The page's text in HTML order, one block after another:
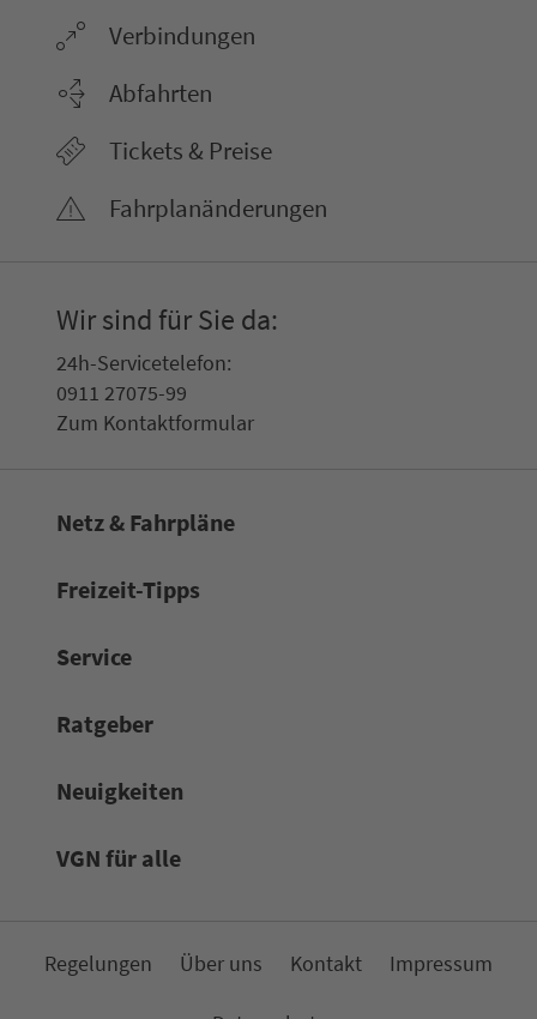
Ver­bin­dungen
Abfahrten
Tickets & Preise
Fahr­plan­ände­rungen
Wir sind für Sie da:
24h-Ser­vice­te­le­fon:
0911 27075-99
Zum Kon­taktformular
Netz & Fahrpläne
Frei­zeit-Tipps
Service
Rat­ge­ber
Neuigkeiten
VGN für alle
Re­ge­lungen Über uns Kon­takt Impressum